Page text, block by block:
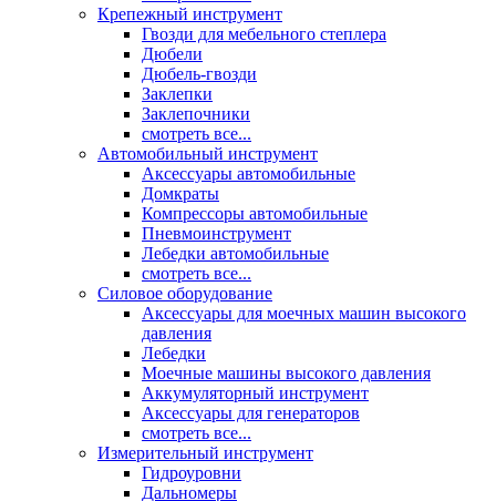
Крепежный инструмент
Гвозди для мебельного степлера
Дюбели
Дюбель-гвозди
Заклепки
Заклепочники
смотреть все...
Автомобильный инструмент
Аксессуары автомобильные
Домкраты
Компрессоры автомобильные
Пневмоинструмент
Лебедки автомобильные
смотреть все...
Силовое оборудование
Аксессуары для моечных машин высокого
давления
Лебедки
Моечные машины высокого давления
Аккумуляторный инструмент
Аксессуары для генераторов
смотреть все...
Измерительный инструмент
Гидроуровни
Дальномеры